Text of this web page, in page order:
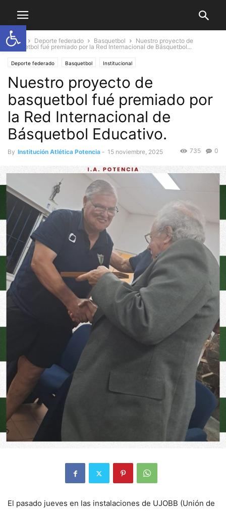
Abrir barra de herramientas
Home Deporte federado Basquetbol
Nuestro proyecto de
basquetbol fué premiado por la Red Internacional de Básquetbol...
Deporte federado Basquetbol Institucional
Nuestro proyecto de
basquetbol fué premiado por
la Red Internacional de
Básquetbol Educativo.
By Institución Atlética Potencia - 15 noviembre, 2025 0
735
El pasado jueves en las instalaciones de UJOBB (Unión de